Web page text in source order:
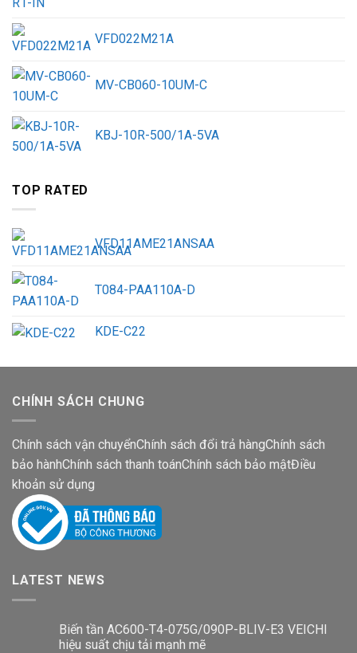
VFD022M21A
MV-CB060-10UM-C
KBJ-10R-500/1A-5VA
TOP RATED
VFD11AME21ANSAA
T084-PAA110A-D
KDE-C22
CHÍNH SÁCH CHUNG
Chính sách vận chuyểnChính sách đổi trả hàngChính sách
bảo hànhChính sách thanh toánChính sách bảo mậtĐiều
khoản sử dụng
LATEST NEWS
Biến tần AC600-T4-075G/090P-BLIV-E3 VEICHI
hiệu suất chịu tải mạnh mẽ